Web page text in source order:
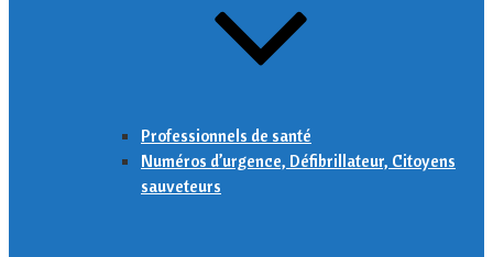
Professionnels de santé
Numéros d’urgence, Défibrillateur, Citoyens
sauveteurs